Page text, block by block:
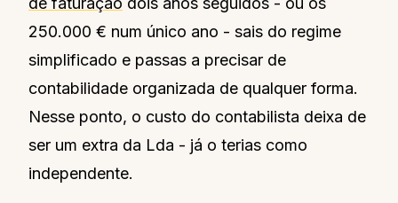
250.000 € num único ano - sais do regime
simplificado e passas a precisar de
contabilidade organizada de qualquer forma.
Nesse ponto, o custo do contabilista deixa de
ser um extra da Lda - já o terias como
independente.